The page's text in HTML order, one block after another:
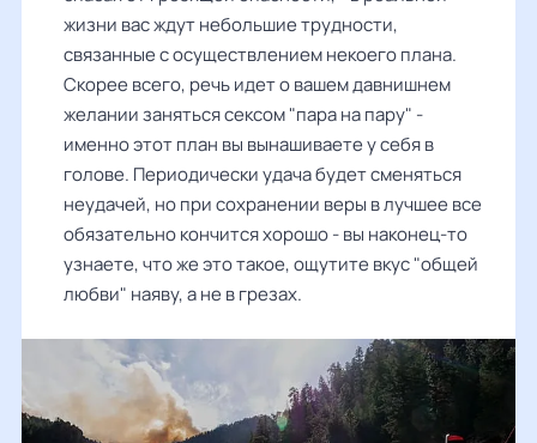
жизни вас ждут небольшие трудности,
связанные с осуществлением некоего плана.
Скорее всего, речь идет о вашем давнишнем
желании заняться сексом "пара на пару" -
именно этот план вы вынашиваете у себя в
голове. Периодически удача будет сменяться
неудачей, но при сохранении веры в лучшее все
обязательно кончится хорошо - вы наконец-то
узнаете, что же это такое, ощутите вкус "общей
любви" наяву, а не в грезах.